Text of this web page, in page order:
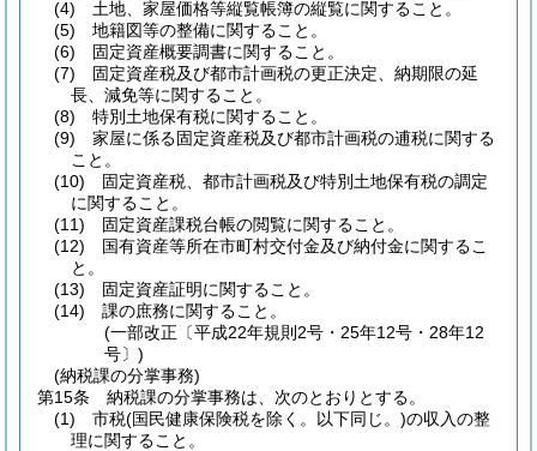
(4)
土地、家屋価格等縦覧帳簿の縦覧に関すること。
(5)
地籍図等の整備に関すること。
(6)
固定資産概要調書に関すること。
(7)
固定資産税及び都市計画税の更正決定、納期限の延
長、減免等に関すること。
(8)
特別土地保有税に関すること。
(9)
家屋に係る固定資産税及び都市計画税の逋税に関する
こと。
(10)
固定資産税、都市計画税及び特別土地保有税の調定
に関すること。
(11)
固定資産課税台帳の閲覧に関すること。
(12)
国有資産等所在市町村交付金及び納付金に関するこ
と。
(13)
固定資産証明に関すること。
(14)
課の庶務に関すること。
(一部改正〔平成22年規則2号・25年12号・28年12
号〕)
(納税課の分掌事務)
第15条
納税課の分掌事務は、次のとおりとする。
(1)
市税(国民健康保険税を除く。以下同じ。)の収入の整
理に関すること。